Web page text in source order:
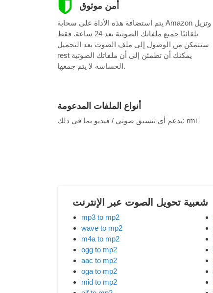
أمن موثوق
يتم استضافة هذه الأداة على سحابة Amazon وتزيل
تلقائيًا جميع ملفاتك الصوتية بعد 24 ساعة. فقط
ستتمكن من الوصول إلى ملف الصوت بعد التحميل
rest يمكنك أن تطمئن إلى أن ملفاتك الصوتية
الحساسة لا يتم جمعها.
أنواع الملفات المدعومة
يدعم أي تنسيق صوتي / فيديو بما في ذلك: rmi
شعبية تحويل الصوت عبر الإنترنت
mp3 to mp2
wave to mp2
m4a to mp2
ogg to mp2
aac to mp2
oga to mp2
mid to mp2